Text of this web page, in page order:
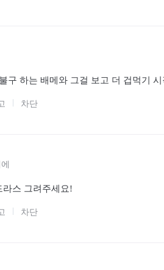
구 하는 배메와 그걸 보고 더 겁먹기
차단
라스 그려주세요!
차단